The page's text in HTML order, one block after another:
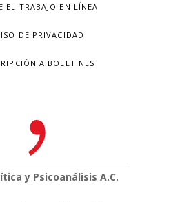
EL TRABAJO EN LÍNEA
DE PRIVACIDAD
A BOLETINES
y Psicoanálisis A.C.